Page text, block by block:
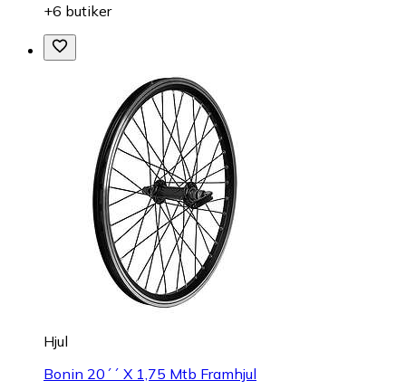
+6 butiker
Hjul
Bonin 20´´ X 1,75 Mtb Framhjul